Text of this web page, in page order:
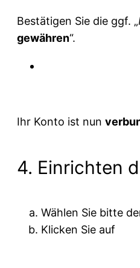
Bestätigen Sie die ggf. „
gewähren“.
Ihr Konto ist nun
4. Einrichten
Wählen Sie bitte
Klicken Sie auf